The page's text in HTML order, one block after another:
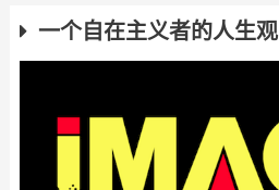
一个自在主义者的人生观